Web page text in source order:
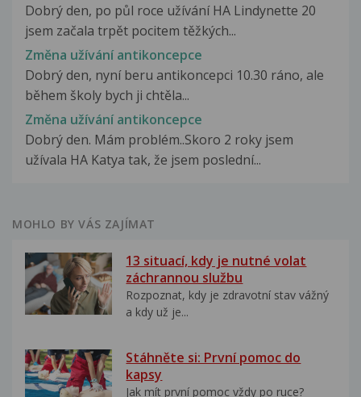
Dobrý den, po půl roce užívání HA Lindynette 20
jsem začala trpět pocitem těžkých...
Změna užívání antikoncepce
Dobrý den, nyní beru antikoncepci 10.30 ráno, ale
během školy bych ji chtěla...
Změna užívání antikoncepce
Dobrý den. Mám problém..Skoro 2 roky jsem
užívala HA Katya tak, že jsem poslední...
MOHLO BY VÁS ZAJÍMAT
13 situací, kdy je nutné volat
záchrannou službu
Rozpoznat, kdy je zdravotní stav vážný
a kdy už je...
Stáhněte si: První pomoc do
kapsy
Jak mít první pomoc vždy po ruce?